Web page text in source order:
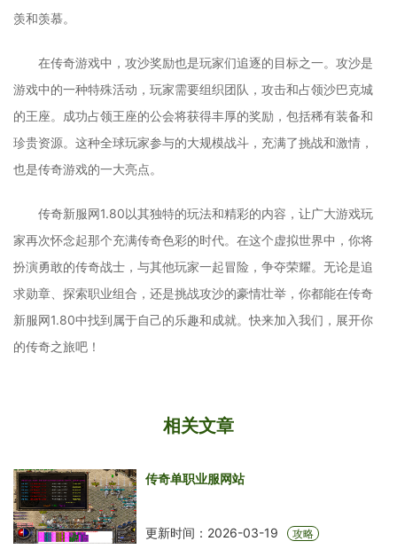
羡和羡慕。
在传奇游戏中，攻沙奖励也是玩家们追逐的目标之一。攻沙是
游戏中的一种特殊活动，玩家需要组织团队，攻击和占领沙巴克城
的王座。成功占领王座的公会将获得丰厚的奖励，包括稀有装备和
珍贵资源。这种全球玩家参与的大规模战斗，充满了挑战和激情，
也是传奇游戏的一大亮点。
传奇新服网1.80以其独特的玩法和精彩的内容，让广大游戏玩
家再次怀念起那个充满传奇色彩的时代。在这个虚拟世界中，你将
扮演勇敢的传奇战士，与其他玩家一起冒险，争夺荣耀。无论是追
求勋章、探索职业组合，还是挑战攻沙的豪情壮举，你都能在传奇
新服网1.80中找到属于自己的乐趣和成就。快来加入我们，展开你
的传奇之旅吧！
相关文章
传奇单职业服网站
更新时间：2026-03-19 攻略